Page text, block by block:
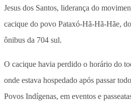
Jesus dos Santos, liderança do
cacique do povo Pataxó-Hã-Hã-Hãe,
ônibus da 704 sul.
O cacique havia perdido o horário do
onde estava hospedado após passar
Povos Indígenas, em eventos e